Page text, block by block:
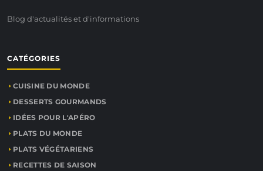
Blog d'actualités et d'informations
CATÉGORIES
CUISINE DU MONDE
DESSERTS GOURMANDS
IDÉES POUR L'APÉRO
PLATS DU MONDE
PLATS VÉGÉTARIENS
RECETTES DE SAISON